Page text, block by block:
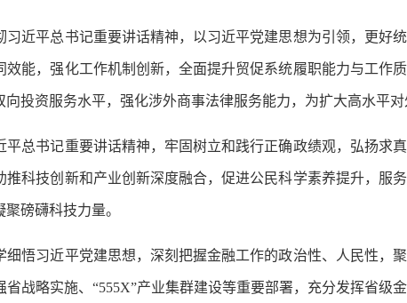
平总书记重要讲话精神，以习近平党建思想为引领，更好
能，强化工作机制创新，全面提升贸促系统履职能力与工作
投资服务水平，强化涉外商事法律服务能力，为扩大高水平对
书记重要讲话精神，牢固树立和践行正确政绩观，弘扬求
科技创新和产业创新深度融合，促进公民科学素养提升，服
磅礴科技力量。
习近平党建思想，深刻把握金融工作的政治性、人民性，
战略实施、“555X”产业集群建设等重要部署，充分发挥省级